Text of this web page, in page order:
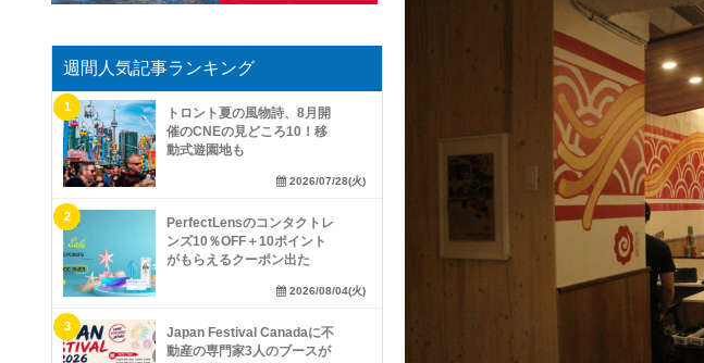
週間人気記事ランキング
トロント夏の風物詩、8月開
催のCNEの見どころ10！移
動式遊園地も
2026/07/28(火)
PerfectLensのコンタクトレ
ンズ10％OFF＋10ポイント
がもらえるクーポン出た
2026/08/04(火)
Japan Festival Canadaに不
動産の専門家3人のブースが